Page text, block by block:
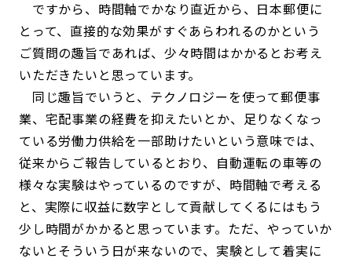
ですから、時間軸でかなり直近から、日本郵便に
とって、直接的な効果がすぐあらわれるのかという
ご質問の趣旨であれば、少々時間はかかるとお考え
いただきたいと思っています。
同じ趣旨でいうと、テクノロジーを使って郵便事
業、宅配事業の経費を抑えたいとか、足りなくなっ
ている労働力供給を一部助けたいという意味では、
従来からご報告しているとおり、自動運転の車等の
様々な実験はやっているのですが、時間軸で考える
と、実際に収益に数字として貢献してくるにはもう
少し時間がかかると思っています。ただ、やっていか
ないとそういう日が来ないので、実験として着実に